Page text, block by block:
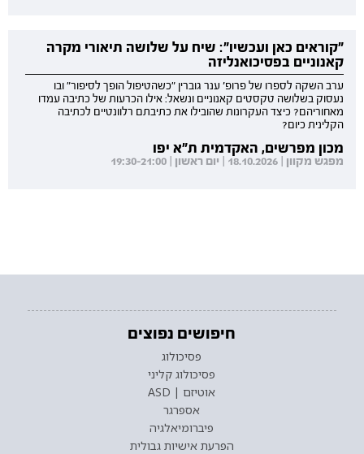
"קוראים כאן ועכשיו": שיח על שלושה תיאורי מקרה
קאנוניים בפסיכואנליזה
ערב השקה לספרו של פרופ' ענר גוברין "כשהטיפול הופך לסיפור" ובו
נעסוק בשלושה טקסטים קאנוניים ונשאל: אילו הכרעות של כתיבה עמדו
מאחוריהם? כיצד העקרונות שהובילו את כתיבתם רלוונטיים לכתיבה
הקלינית כיום?
מכון מפרשים, האקדמית ת"א יפו
מפגש מקוון | 18.10.2026 | יום ראשון | 19:30-21:00
חיפושים נפוצים
פסיכולוג
פסיכולוג קליני
אוטיזם | ASD
אספרגר
פיברומיאלגיה
הפרעת אישיות גבולית